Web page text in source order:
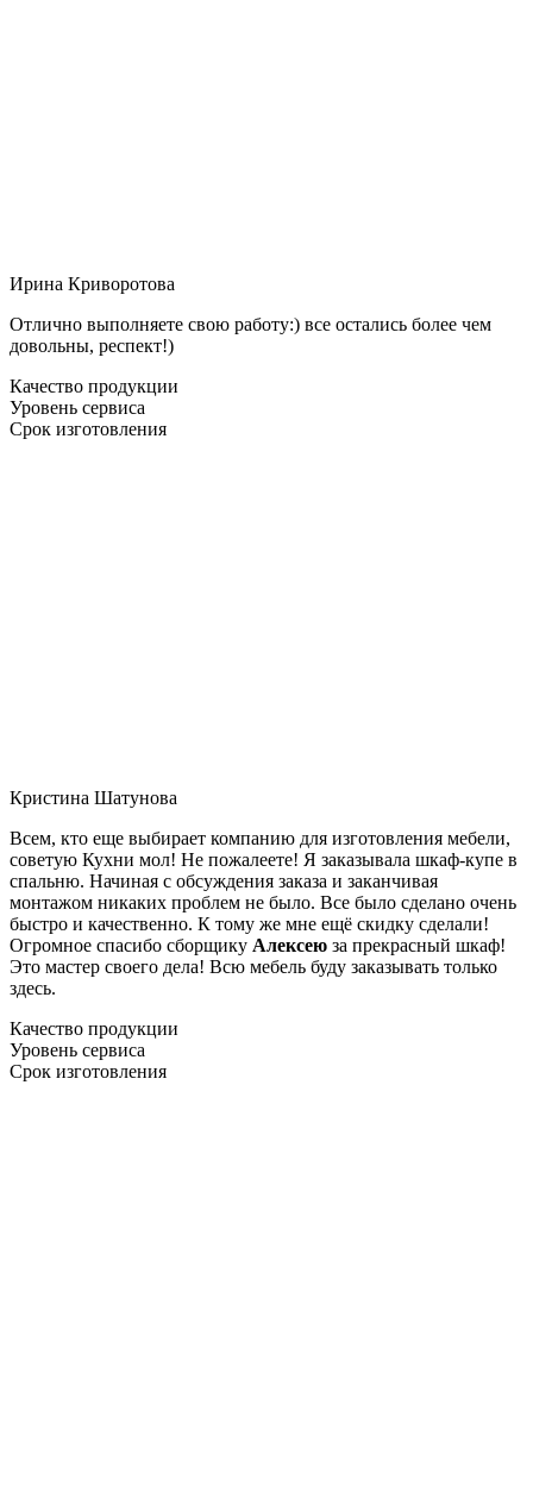
Ирина Криворотова
Отлично выполняете свою работу:) все остались более чем
довольны, респект!)
Качество продукции
Уровень сервиса
Срок изготовления
Кристина Шатунова
Всем, кто еще выбирает компанию для изготовления мебели,
советую Кухни мол! Не пожалеете! Я заказывала шкаф-купе в
спальню. Начиная с обсуждения заказа и заканчивая
монтажом никаких проблем не было. Все было сделано очень
быстро и качественно. К тому же мне ещё скидку сделали!
Огромное спасибо сборщику Алексею за прекрасный шкаф!
Это мастер своего дела! Всю мебель буду заказывать только
здесь.
Качество продукции
Уровень сервиса
Срок изготовления